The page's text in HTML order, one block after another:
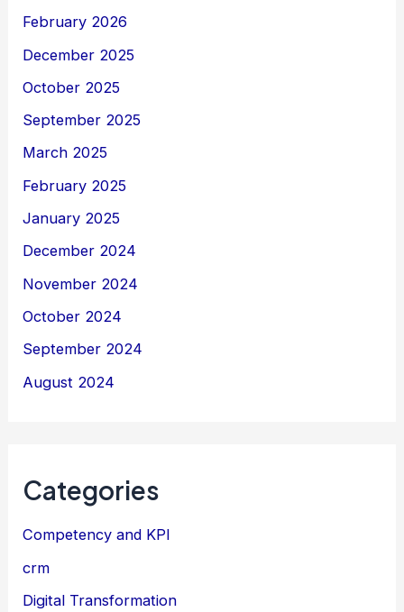
February 2026
December 2025
October 2025
September 2025
March 2025
February 2025
January 2025
December 2024
November 2024
October 2024
September 2024
August 2024
Categories
Competency and KPI
crm
Digital Transformation